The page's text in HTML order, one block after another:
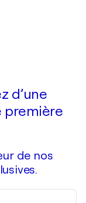
d’une
première
de nos